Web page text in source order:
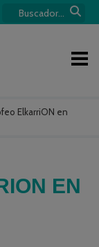
ElkarriON en
EN